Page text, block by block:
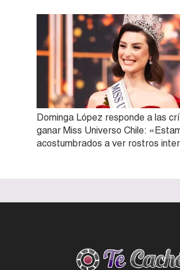
Dominga López responde a las
ganar Miss Universo Chile:
acostumbrados a ver rostros